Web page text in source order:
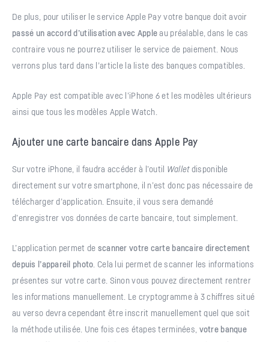
De plus, pour utiliser le service Apple Pay votre banque doit avoir
passé un accord d’utilisation avec Appleau préalable, dans le cas
contraire vous ne pourrez utiliser le service de paiement. Nous
verrons plus tard dans l’article la liste des banques compatibles.
Apple Pay est compatible avec l’iPhone 6 et les modèles ultérieurs
ainsi que tous les modèles Apple Watch.
Ajouter une carte bancaire dans Apple Pay
Sur votre iPhone, il faudra accéder à l’outil Walletdisponible
directement sur votre smartphone, il n’est donc pas nécessaire de
télécharger d’application. Ensuite, il vous sera demandé
d’enregistrer vos données de carte bancaire, tout simplement.
L’application permet de scanner votre carte bancaire directement
depuis l’appareil photo . Cela lui permet de scanner les informations
présentes sur votre carte. Sinon vous pouvez directement rentrer
les informations manuellement. Le cryptogramme à 3 chiffres situé
au verso devra cependant être inscrit manuellement quel que soit
la méthode utilisée. Une fois ces étapes terminées, votre banque